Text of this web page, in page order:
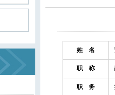
姓 名
职 称
职 务